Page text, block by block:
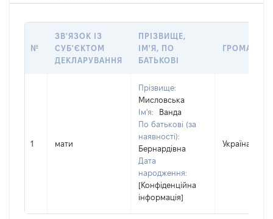
№
ЗВ'ЯЗОК ІЗ
СУБ'ЄКТОМ
ДЕКЛАРУВАННЯ
ПРІЗВИЩЕ,
ІМ'Я, ПО
БАТЬКОВІ
1 мати
Прізвище:
Мисловська
Ім'я:
Ванда
По батькові (за
наявності):
Бернардівна
Дата
народження:
[Конфіденційна
інформація]
Україна